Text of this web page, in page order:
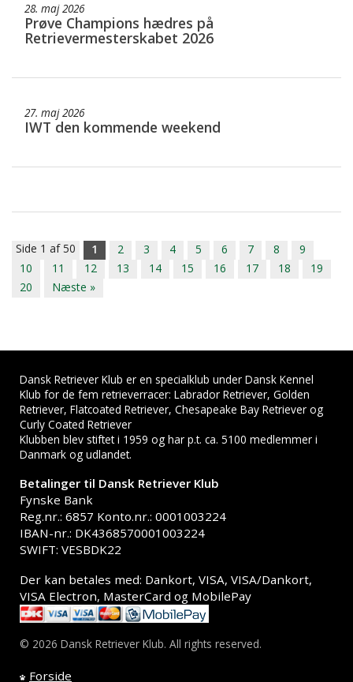
28. maj 2026
Prøve Champions hædres på
Retrievermesterskabet 2026
27. maj 2026
IWT den kommende weekend
Side 1 af 50 1 2 3 4 5 6 7 8
9
10
11 12 13 14 15 16 17 18
19
20
Næste »
Dansk Retriever Klub er en specialklub under Dansk Kennel
Klub for de fem retrieverracer: Labrador Retriever, Golden
Retriever, Flatcoated Retriever, Chesapeake Bay Retriever og
Curly Coated Retriever
Klubben blev stiftet i 1959 og har p.t. ca. 5100 medlemmer i
Danmark og udlandet.
Betalinger til Dansk Retriever Klub
Fynske Bank
Reg.nr.: 6857 Konto.nr.: 0001003224
IBAN-nr.: DK4368570001003224
SWIFT: VESBDK22
Der kan betales med: Dankort, VISA, VISA/Dankort,
VISA Electron, MasterCard og MobilePay
© 2026 Dansk Retriever Klub. All rights reserved.
Forside